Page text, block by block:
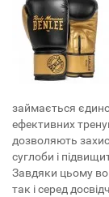
займається
ефективних
дозволяють
суглоби і
Завдяки цьому
так і серед